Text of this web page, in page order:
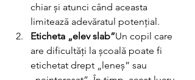
chiar și atunci când aceasta
limitează adevăratul potențial.
Eticheta „elev slab”Un copil care
are dificultăți la școală poate fi
etichetat drept „leneș” sau